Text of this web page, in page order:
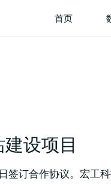
首页
设项目
订合作协议。宏工